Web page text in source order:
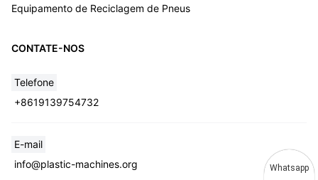
Equipamento de Reciclagem de Pneus
CONTATE-NOS
Telefone
+8619139754732
E-mail
info@plastic-machines.org
Whatsapp